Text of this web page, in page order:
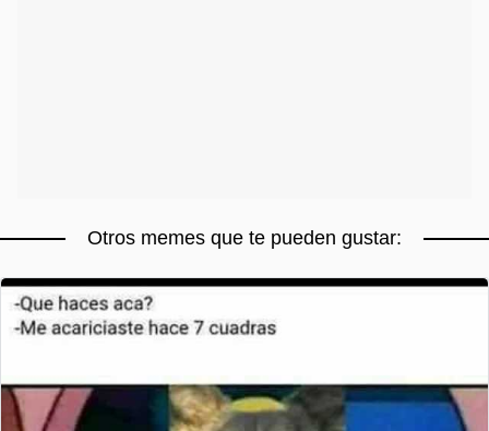
Otros memes que te pueden gustar: